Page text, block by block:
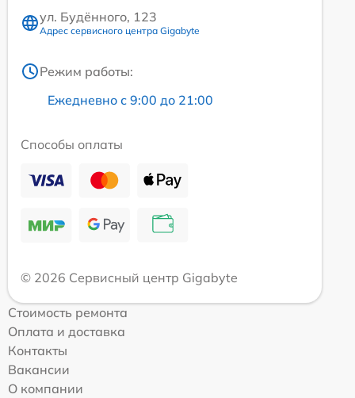
ул. Будённого, 123
Адрес сервисного центра Gigabyte
Режим работы:
Ежедневно с 9:00 до 21:00
Способы оплаты
© 2026 Сервисный центр Gigabyte
Стоимость ремонта
Оплата и доставка
Контакты
Вакансии
О компании